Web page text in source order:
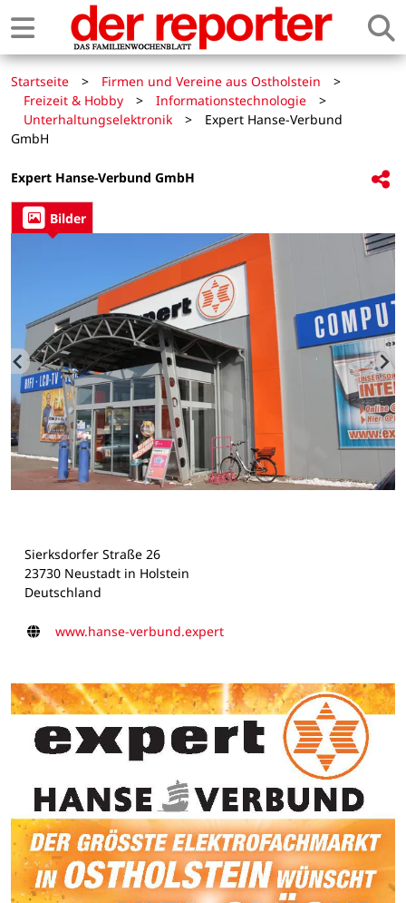
Startseite > Firmen und Vereine aus Ostholstein
>
Freizeit & Hobby
> Informationstechnologie
>
Unterhaltungselektronik
>
Expert Hanse-Verbund
GmbH
Expert Hanse-Verbund GmbH
Bilder
Sierksdorfer Straße 26
23730 Neustadt in Holstein
Deutschland
Homepage
www.hanse-verbund.expert